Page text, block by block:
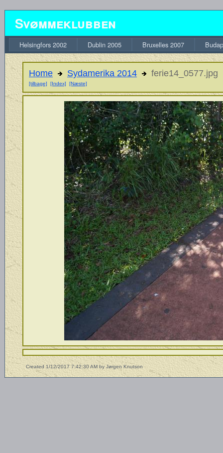
Svømmeklubben
Helsingfors 2002 Dublin 2005 Bruxelles 2007
Home Sydamerika 2014 ferie14_0577.jpg
[tilbage] [Index] [Næste]
Created 1/12/2017 7:42:30 AM by Jørgen Knutson